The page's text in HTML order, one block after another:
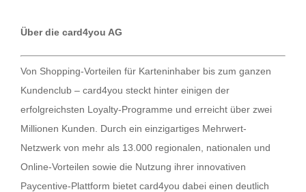
Über die card4you AG
Von Shopping-Vorteilen für Karteninhaber bis zum ganzen
Kundenclub – card4you steckt hinter einigen der
erfolgreichsten Loyalty-Programme und erreicht über zwei
Millionen Kunden. Durch ein einzigartiges Mehrwert-
Netzwerk von mehr als 13.000 regionalen, nationalen und
Online-Vorteilen sowie die Nutzung ihrer innovativen
Paycentive-Plattform bietet card4you dabei einen deutlich